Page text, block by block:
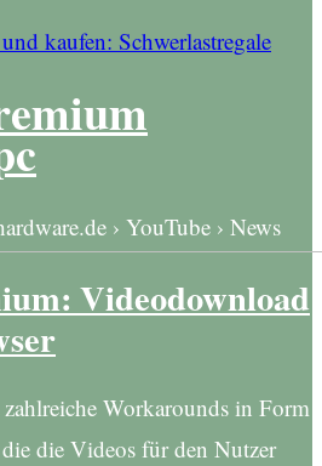
kaufen: Schwerlastregale
› YouTube › News
Videodownload
Workarounds in Form
die Videos für den Nutzer